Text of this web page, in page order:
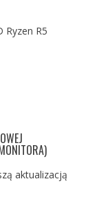
Ryzen R5
aktualizacją